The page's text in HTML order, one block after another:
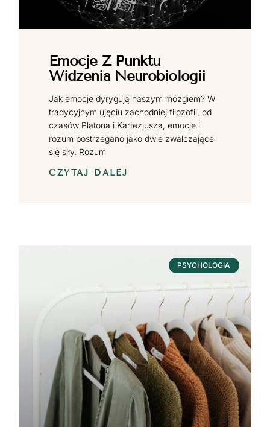
Emocje Z Punktu
Widzenia Neurobiologii
Jak emocje dyrygują naszym mózgiem? W
tradycyjnym ujęciu zachodniej filozofii, od
czasów Platona i Kartezjusza, emocje i
rozum postrzegano jako dwie zwalczające
się siły. Rozum
CZYTAJ DALEJ
PSYCHOLOGIA